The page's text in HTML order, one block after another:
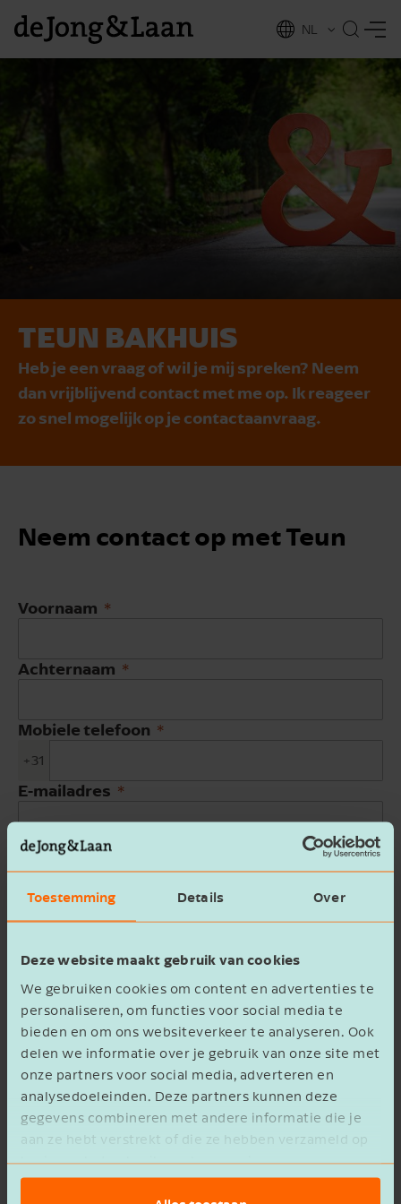
Toestemming Details Over
Deze website maakt gebruik van cookies
We gebruiken cookies om content en advertenties te
personaliseren, om functies voor social media te
bieden en om ons websiteverkeer te analyseren. Ook
delen we informatie over je gebruik van onze site met
onze partners voor social media, adverteren en
analysedoeleinden. Deze partners kunnen deze
gegevens combineren met andere informatie die je
aan ze hebt verstrekt of die ze hebben verzameld op
basis van het gebruik van hun services.
EN
NL
TEUN BAKHUIS
Heb je een vraag of wil je mij spreken? Neem
dan vrijblijvend contact met me op. Ik reageer
zo snel mogelijk op je contactaanvraag.
Neem contact op met Teun
Voornaam
Achternaam
Mobiele telefoon
+31
E-mailadres
Bedrijfsnaam
Ik ga akkoord met hetprivacy statement
Verzenden